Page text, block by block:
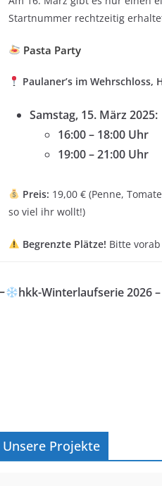
Startnummer rechtzeitig
Pasta Party
Paulaner’s im Wehrschloss,
Samstag, 15. März 2025:
16:00 – 18:00 Uhr
19:00 – 21:00 Uhr
Preis: 19,00 € (Penne,
so viel ihr wollt!)
Begrenzte Plätze! Bitte
hkk-Winterlaufserie 2026
Unsere Projekte